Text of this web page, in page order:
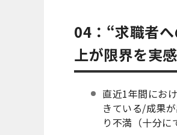
04：“求職者
上が限界を実感
直近1年間にお
きている/成果
り不満（十分に